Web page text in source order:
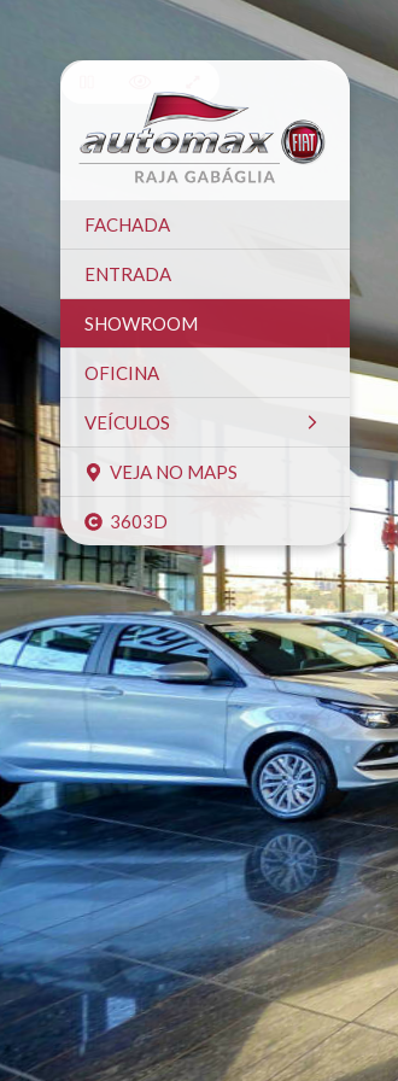
FACHADA
ENTRADA
SHOWROOM
OFICINA
VEÍCULOS
VEJA NO MAPS
3603D